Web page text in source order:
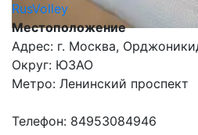
RusVolley
Местоположение
Адрес: г. Москва,
Округ: ЮЗАО
Метро: Ленинский проспект
Телефон: 84953084946